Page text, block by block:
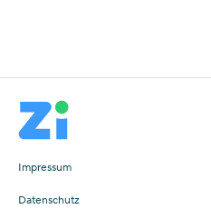
Impressum
Datenschutz